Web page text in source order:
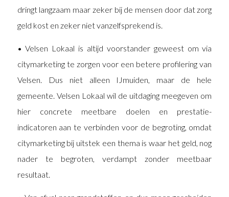
dringt langzaam maar zeker bij de mensen door dat zorg
geld kost en zeker niet vanzelfsprekend is.
• Velsen Lokaal is altijd voorstander geweest om via
citymarketing te zorgen voor een betere profilering van
Velsen. Dus niet alleen IJmuiden, maar de hele
gemeente. Velsen Lokaal wil de uitdaging meegeven om
hier concrete meetbare doelen en prestatie-
indicatoren aan te verbinden voor de begroting, omdat
citymarketing bij uitstek een thema is waar het geld, nog
nader te begroten, verdampt zonder meetbaar
resultaat.